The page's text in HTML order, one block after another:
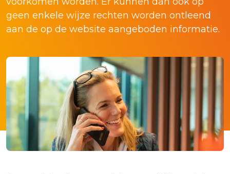
geen enkele wijze rechten worden ontleend
aan de op de website aangeboden informatie.